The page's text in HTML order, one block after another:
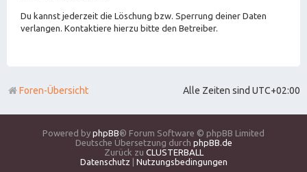
Du kannst jederzeit die Löschung bzw. Sperrung deiner Daten
verlangen. Kontaktiere hierzu bitte den Betreiber.
Alle Zeiten sind UTC+02:00
Foren-Übersicht
Powered by phpBB® Forum Software © phpBB Limited
Deutsche Übersetzung durch phpBB.de
Zurück zu CLUSTERBALL
Datenschutz
Nutzungsbedingungen